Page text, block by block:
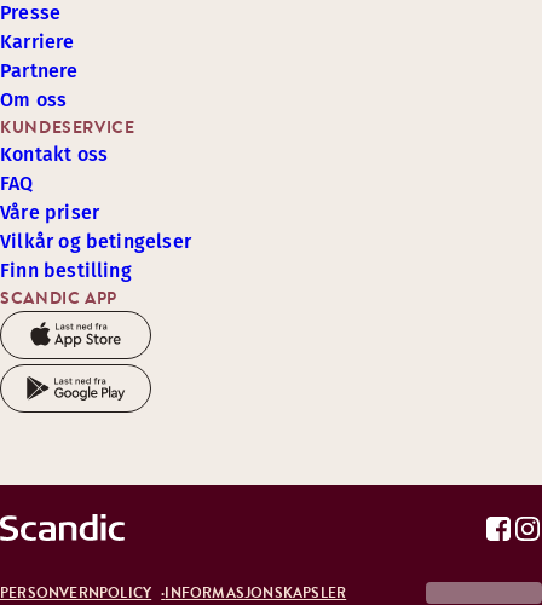
SCANDIC APP
KUNDESERVICE
Kontakt oss
FAQ
Våre priser
Vilkår og betingelser
Finn bestilling
Presse
Karriere
Partnere
Om oss
PERSONVERNPOLICY INFORMASJONSKAPSLER